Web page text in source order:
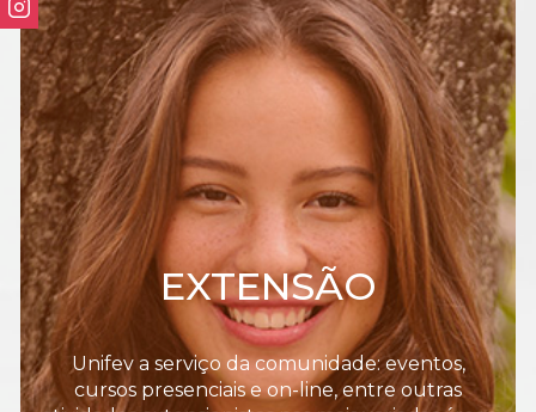
EXTENSÃO
Unifev a serviço da comunidade: eventos,
cursos presenciais e on-line, entre outras